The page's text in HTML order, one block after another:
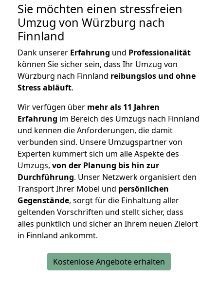
Sie möchten einen stressfreien
Umzug von Würzburg nach
Finnland
Dank unserer Erfahrung und Professionalität
können Sie sicher sein, dass Ihr Umzug von
Würzburg nach Finnland reibungslos und ohne
Stress abläuft.
Wir verfügen über mehr als 11 Jahren
Erfahrung im Bereich des Umzugs nach Finnland
und kennen die Anforderungen, die damit
verbunden sind. Unsere Umzugspartner von
Experten kümmert sich um alle Aspekte des
Umzugs, von der Planung bis hin zur
Durchführung. Unser Netzwerk organisiert den
Transport Ihrer Möbel und persönlichen
Gegenstände, sorgt für die Einhaltung aller
geltenden Vorschriften und stellt sicher, dass
alles pünktlich und sicher an Ihrem neuen Zielort
in Finnland ankommt.
Kostenlose Angebote erhalten